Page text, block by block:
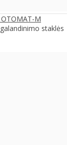
M
staklės